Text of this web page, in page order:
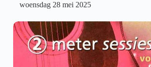
woensdag 28 mei 2025